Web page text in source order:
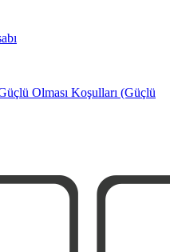
Olması Koşulları (Güçlü